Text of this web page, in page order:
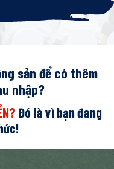
Đó là vì bạn đang
sản để có thêm
nhập?